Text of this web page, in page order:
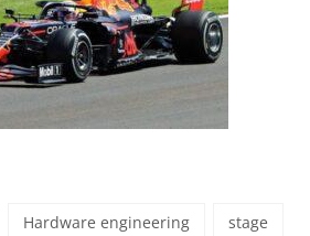
Hardware engineering stage